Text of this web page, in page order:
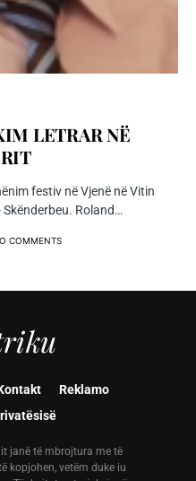
LETRAR NË
festiv në Vjenë në Vitin
Roland…
COMMENTS
Reklamo
janë të mbrojtura me të
kopjohen, vetëm duke iu